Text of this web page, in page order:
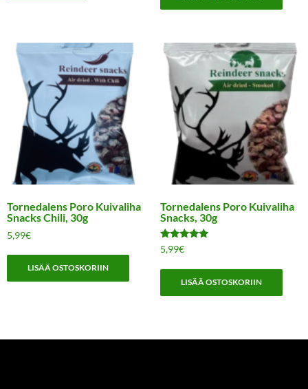
Tornedalens Poro Kuivaliha
Snacks Chili, 30g
5,99€
LISÄÄ OSTOSKORIIN
Tornedalens Poro Kuivaliha
Snacks, 30g
Arvostelu
tuotteesta:
/ 5
5,99€
LISÄÄ OSTOSKORIIN